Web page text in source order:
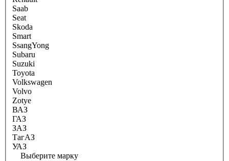
Saab
Seat
Skoda
Smart
SsangYong
Subaru
Suzuki
Toyota
Volkswagen
Volvo
Zotye
ВАЗ
ГАЗ
ЗАЗ
ТагАЗ
УАЗ
Выберите марку